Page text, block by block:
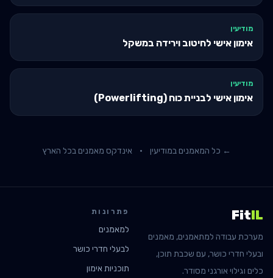
מודיעין
אימון אישי לחיטוב וירידה במשקל
מודיעין
אימון אישי לבניית כוח (Powerlifting)
← כל המאמנים במודיעין · אינדקס מאמנים בכל הארץ
FitIL
מערכת עבודה למתאמנים, מאמנים
ובעלי חדרי כושר, עם שכבת תוכן,
כלים וגילוי אורגני מסודר.
פתרונות
למאמנים
לבעלי חדרי כושר
תוכניות אימון